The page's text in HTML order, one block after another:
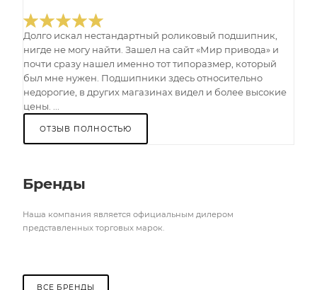
Долго искал нестандартный роликовый подшипник,
нигде не могу найти. Зашел на сайт «Мир привода» и
почти сразу нашел именно тот типоразмер, который
был мне нужен. Подшипники здесь относительно
недорогие, в других магазинах видел и более высокие
цены. ...
ОТЗЫВ ПОЛНОСТЬЮ
Бренды
Наша компания является официальным дилером
представленных торговых марок.
ВСЕ БРЕНДЫ